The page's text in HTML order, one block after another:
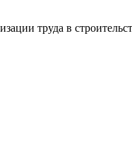
труда в